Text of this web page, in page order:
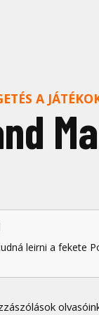
A
leirni a fekete